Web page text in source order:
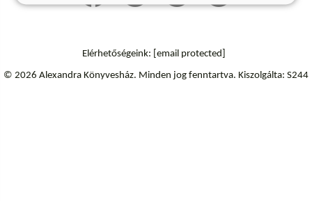
Elérhetőségeink: [email protected]
© 2026 Alexandra Könyvesház. Minden jog fenntartva. Kiszolgálta: S244